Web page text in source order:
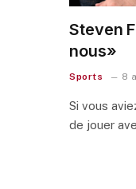
Steven
nous»
Sports 8
Si vous
de jouer